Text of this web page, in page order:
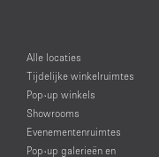
Alle locaties
Tijdelijke winkelruimtes
Pop-up winkels
Showrooms
Evenementenruimtes
Pop-up galerieën en